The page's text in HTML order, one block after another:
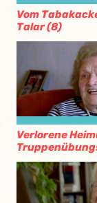
Vom
Talar (8)
Verlorene